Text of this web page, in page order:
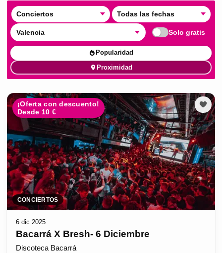
Conciertos Todas las fechas
Valencia Solo gratis
Popularidad
Proximidad
¡Oferta con descuento!
Desde 10 €
CONCIERTOS
6 dic 2025
Bacarrá X Bresh- 6 Diciembre
Discoteca Bacarrá